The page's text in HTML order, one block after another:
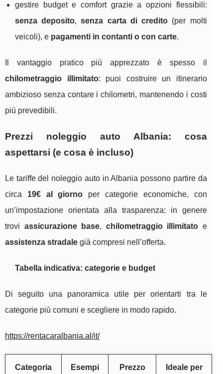
gestire budget e comfort grazie a opzioni flessibili:
senza deposito,senza carta di credito (per molti
veicoli), e pagamenti in contanti o con carte.
Il vantaggio pratico più apprezzato è spesso il
chilometraggio illimitato: puoi costruire un itinerario
ambizioso senza contare i chilometri, mantenendo i costi
più prevedibili.
Prezzi noleggio auto Albania: cosa
aspettarsi (e cosa è incluso)
Le tariffe del noleggio auto in Albania possono partire da
circa 19€ al giorno per categorie economiche, con
un’impostazione orientata alla trasparenza: in genere
trovi assicurazione base, chilometraggio illimitato e
assistenza stradale già compresi nell’offerta.
Tabella indicativa: categorie e budget
Di seguito una panoramica utile per orientarti tra le
categorie più comuni e scegliere in modo rapido.
https://rentacaralbania.al/it/
Categoria Esempi
Prezzo
Ideale per